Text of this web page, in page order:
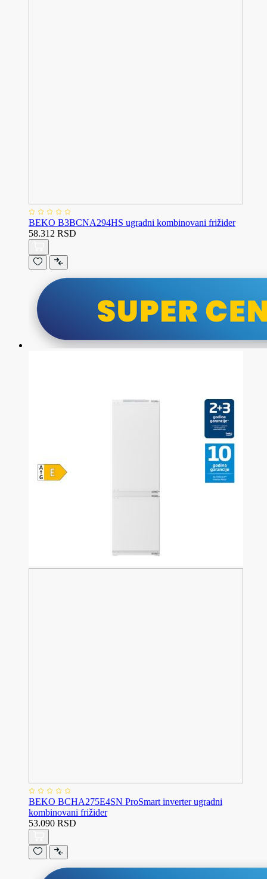
BEKO B3BCNA294HS ugradni kombinovani frižider
58.312 RSD
BEKO BCHA275E4SN ProSmart inverter ugradni
kombinovani frižider
53.090 RSD